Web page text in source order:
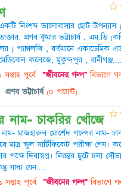
নিঃশব্দ ভালোবাসার ছোট
প্রণব কুমার ভট্টাচার্য , এম.ডি
) প্যাথলজি , বর্তমানে একাডেমিক
মেডিকেল কলেজে, মুকুন্দপুর , রানীগঞ্জ....
পূর্বে "জীবনের গল্প"বিভাগে
প্রণব ভট্টাচার্য (০ পয়েন্ট)
☆
নাম- চাকরির খোঁজে
মাজহারুল মোর্শেদ গল্পের নাম-
মাত্র স্কুল সার্টিফিকেট পরীক্ষা শেষ।
পক্ষে দিবাস্বপ্ন। নিরন্তর ছুটে চলা
সাধ্য যেন....
পূর্বে "জীবনের গল্প"বিভাগে
☆